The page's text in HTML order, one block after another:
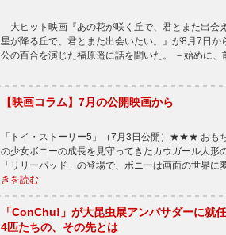
大ヒット映画『あの花が咲く丘で、君とまた出会
星が降る丘で、君とまた出会いたい。』が8月7日か
公の百合を演じた福原遥に話を聞いた。 －始めに
【映画コラム】7月の公開映画から
「トイ・ストーリー5」（7月3日公開）★★★ おも
の少女ボニーの成長を見守ってきたカウガール人形
「リリーパッド」の登場で、ボニーは画面の世界
きを読む
「ConChu!」が大昆虫展アンバサダーに就
4匹たちの、その先とは